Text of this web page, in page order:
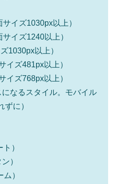
サイズ1030px以上）
サイズ1240以上）
1030px以上）
イズ481px以上）
イズ768px以上）
になるスタイル。モバイル
に）
）
）
）